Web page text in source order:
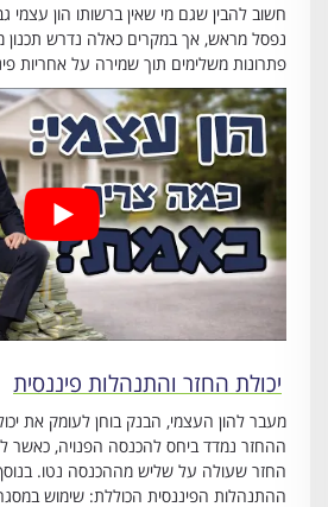
חשוב להבין שגם מי שאין ברשותו הון עצמי
נפסל מראש, אך במקרים כאלה נדרש תכנון
פתרונות משלימים תוך שמירה על אחריות
יכולת החזר והתנהלות פיננסית
מעבר להון העצמי, הבנק בוחן לעומק את
ההחזר נמדד ביחס להכנסה הפנויה, כאשר
החזר שעולה על שליש מההכנסה נטו.
ההתנהלות הפיננסית הכוללת: שימוש